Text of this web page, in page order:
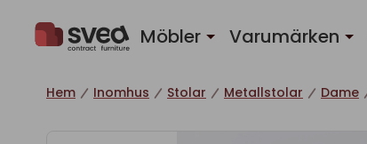
Möbler Varumärken
Hem Inomhus Stolar Metallstolar Dame